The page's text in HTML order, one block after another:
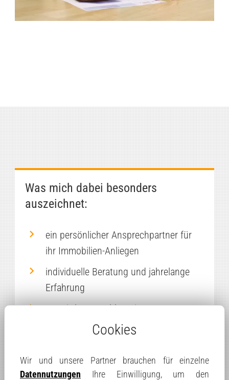
Was mich dabei besonders
auszeichnet:
ein persönlicher Ansprechpartner für
ihr Immobilien-Anliegen
individuelle Beratung und jahrelange
Erfahrung
Vermittlung unabhängiger
Finanzierungspartner
Partnern
Cookies
Wir und unsere Partner brauchen für einzelne
Datennutzungen Ihre Einwilligung, um den